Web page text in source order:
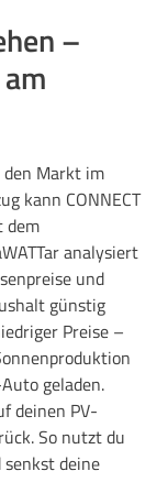
–
Markt im
kann CONNECT
dem
analysiert
und
günstig
Preise –
geladen.
deinen PV-
So nutzt du
deine